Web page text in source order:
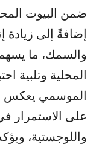
ضمن البيوت
إضافةً إلى زيادة
والسمك، ما
المحلية وتلبية
الموسمي يعكس
على الاستمرار في
واللوجستية،